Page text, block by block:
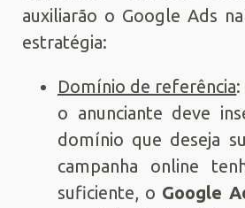
auxiliarão o Google Ads
estratégia:
Domínio de referência
o anunciante deve
domínio que deseja
campanha online
suficiente, o Google